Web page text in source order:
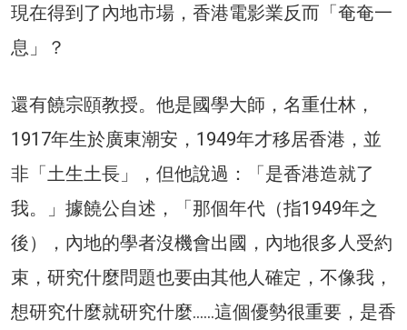
現在得到了內地市場，香港電影業反而「奄奄一
息」？
還有饒宗頤教授。他是國學大師，名重仕林，
1917年生於廣東潮安，1949年才移居香港，並
非「土生土長」，但他說過：「是香港造就了
我。」據饒公自述，「那個年代（指1949年之
後），內地的學者沒機會出國，內地很多人受約
束，研究什麼問題也要由其他人確定，不像我，
想研究什麼就研究什麼……這個優勢很重要，是香